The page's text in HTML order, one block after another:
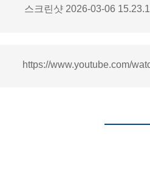
스크린샷 2026-03-06
https://www.youtube.com/